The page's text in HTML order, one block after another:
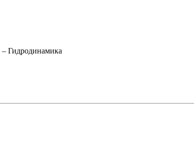
– Гидродинамика